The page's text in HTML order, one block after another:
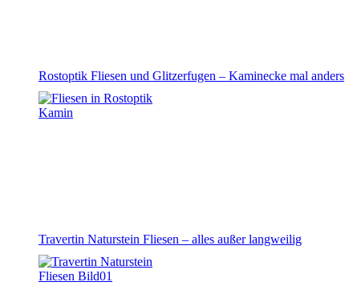
Rostoptik Fliesen und Glitzerfugen – Kaminecke mal anders
Travertin Naturstein Fliesen – alles außer langweilig